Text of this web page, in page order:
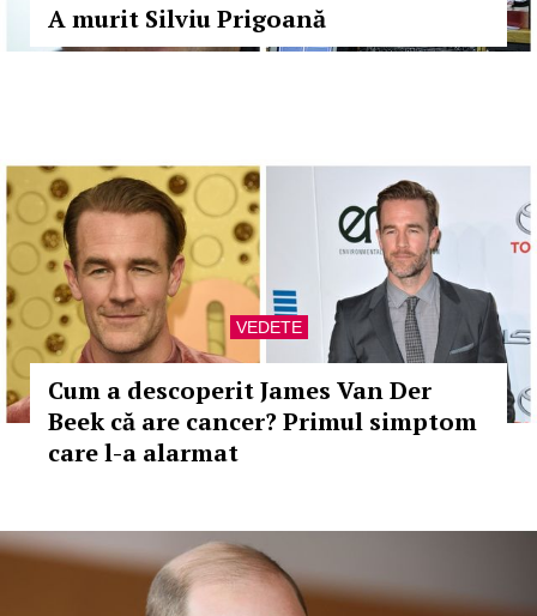
A murit Silviu Prigoană
VEDETE
Cum a descoperit James Van Der
Beek că are cancer? Primul simptom
care l-a alarmat